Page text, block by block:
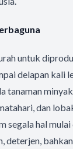
untuk
delapan kali
tanaman
dan
segala hal
deterjen,